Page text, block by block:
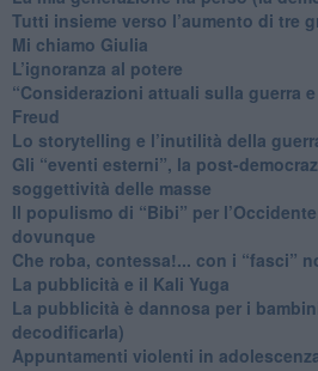
​Tutti insieme verso l’aumento di tre
Mi chiamo Giulia
L’ignoranza al potere
​“Considerazioni attuali sulla guerra
Freud
​Lo storytelling e l’inutilità della
​Gli “eventi esterni”, la post-
soggettività delle masse
​Il populismo di “Bibi” per
dovunque
​Che roba, contessa!... con i “fasci”
La pubblicità e il Kali Yuga
​La pubblicità è dannosa per i
decodificarla)
​Appuntamenti violenti in